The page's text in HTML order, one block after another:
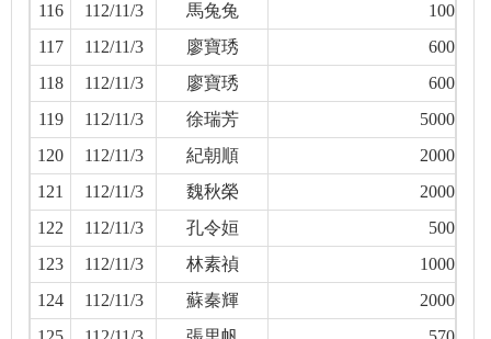
116
112/11/3 馬兔兔
100
117
112/11/3 廖寶琇
600
118
112/11/3 廖寶琇
600
119
112/11/3 徐瑞芳
5000
120
112/11/3 紀朝順
2000
121
112/11/3 魏秋榮
2000
122
112/11/3 孔令姮
500
123
112/11/3 林素禎
1000
124
112/11/3 蘇秦輝
2000